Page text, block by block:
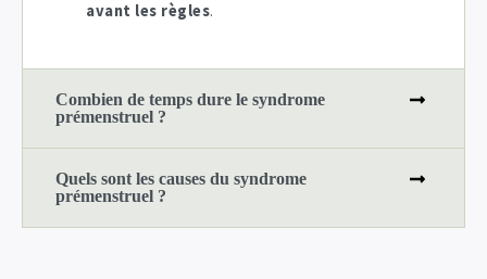
avant les règles.
Combien de temps dure le syndrome
prémenstruel ?
Quels sont les causes du syndrome
prémenstruel ?